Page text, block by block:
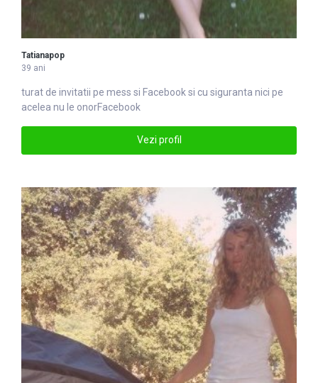
Tatianapop
39 ani
turat de invitatii pe mess si Facebook si cu siguranta nici pe
acelea nu le onorFacebook
Vezi profil